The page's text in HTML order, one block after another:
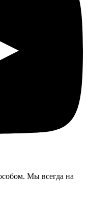
Мы всегда на